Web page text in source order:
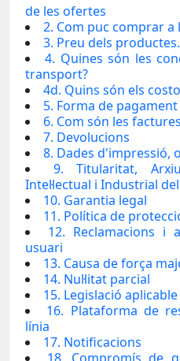
de les ofertes
2. Com puc comprar a
3. Preu dels
4. Quines són les
transport?
4d. Quins són els
5. Forma de pagament
6. Com són les
7. Devolucions
8. Dades d'impressió,
9. Titularitat,
Intel·lectual i Industrial
10. Garantia legal
11. Política de
12. Reclamacions i
usuari
13. Causa de força
14. Nul·litat parcial
15. Legislació
16. Plataforma de
línia
17. Notificacions